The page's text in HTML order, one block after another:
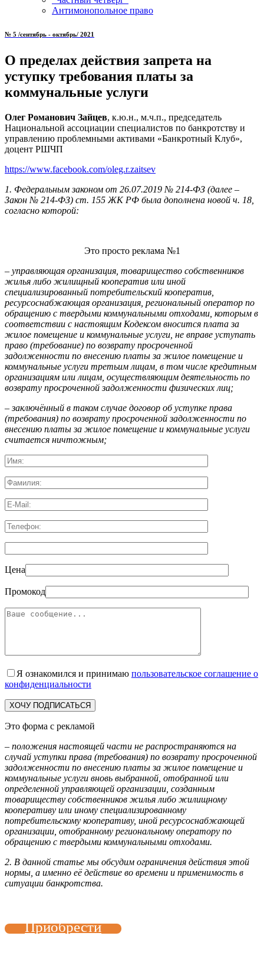
Антимонопольное право
№ 5 /сентябрь - октябрь/ 2021
О пределах действия запрета на
уступку требования платы за
коммунальные услуги
Олег Романович Зайцев, к.ю.н., м.ч.п., председатель
Национальной ассоциации специалистов по банкротству и
управлению проблемными активами «Банкротный Клуб»,
доцент РШЧП
https://www.facebook.com/oleg.r.zaitsev
1. Федеральным законом от 26.07.2019 № 214-ФЗ (далее –
Закон № 214-ФЗ) ст. 155 ЖК РФ была дополнена новой ч. 18,
согласно которой:
Это просто реклама №1
– управляющая организация, товарищество собственников
жилья либо жилищный кооператив или иной
специализированный потребительский кооператив,
ресурсоснабжающая организация, региональный оператор по
обращению с твердыми коммунальными отходами, которым в
соответствии с настоящим Кодексом вносится плата за
жилое помещение и коммунальные услуги, не вправе уступать
право (требование) по возврату просроченной
задолженности по внесению платы за жилое помещение и
коммунальные услуги третьим лицам, в том числе кредитным
организациям или лицам, осуществляющим деятельность по
возврату просроченной задолженности физических лиц;
–заключённый в таком случае договор об уступке права
(требования) по возврату просроченной задолженности по
внесению платы за жилое помещение и коммунальные услуги
считается ничтожным;
Цена
Промокод
Я ознакомился и принимаю пользовательское соглашение о
конфиденциальности
Это форма с рекламой
– положения настоящей части не распространяются на
случай уступки права (требования) по возврату просроченной
задолженности по внесению платы за жилое помещение и
коммунальные услуги вновь выбранной, отобранной или
определенной управляющей организации, созданным
товариществу собственников жилья либо жилищному
кооперативу или иному специализированному
потребительскому кооперативу, иной ресурсоснабжающей
организации, отобранному региональному оператору по
обращению с твердыми коммунальными отходами.
2. В данной статье мы обсудим ограничения действия этой
нормы, а именно её действие во времени и применимость в
ситуации банкротства.
Приобрести